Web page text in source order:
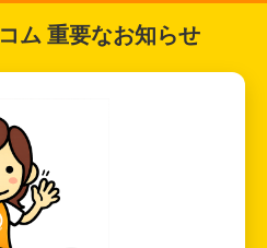
ム 重要なお知らせ